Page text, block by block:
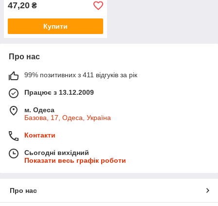
47,20 ₴
Купити
Про нас
99% позитивних з 411 відгуків за рік
Працює з 13.12.2009
м. Одеса
Базова, 17, Одеса, Україна
Контакти
Сьогодні вихідний
Показати весь графік роботи
Про нас